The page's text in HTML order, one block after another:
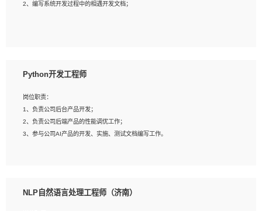
4、有较强的系统需求分析、文档编写能力、沟通能力；
2、编写系统开发过程中的相遇开发文档；
3、熟悉react/vue/angular任何一种前端框架，熟悉react优先；
5、善于沟通，具有团队意识；
Python开发工程师
岗位职责：
1、负责公司后台产品开发；
2、负责公司后端产品的性能调优工作；
3、参与公司AI产品的开发、实施、测试文档编写工作。
验的更佳；
NLP自然语言处理工程师（济南）